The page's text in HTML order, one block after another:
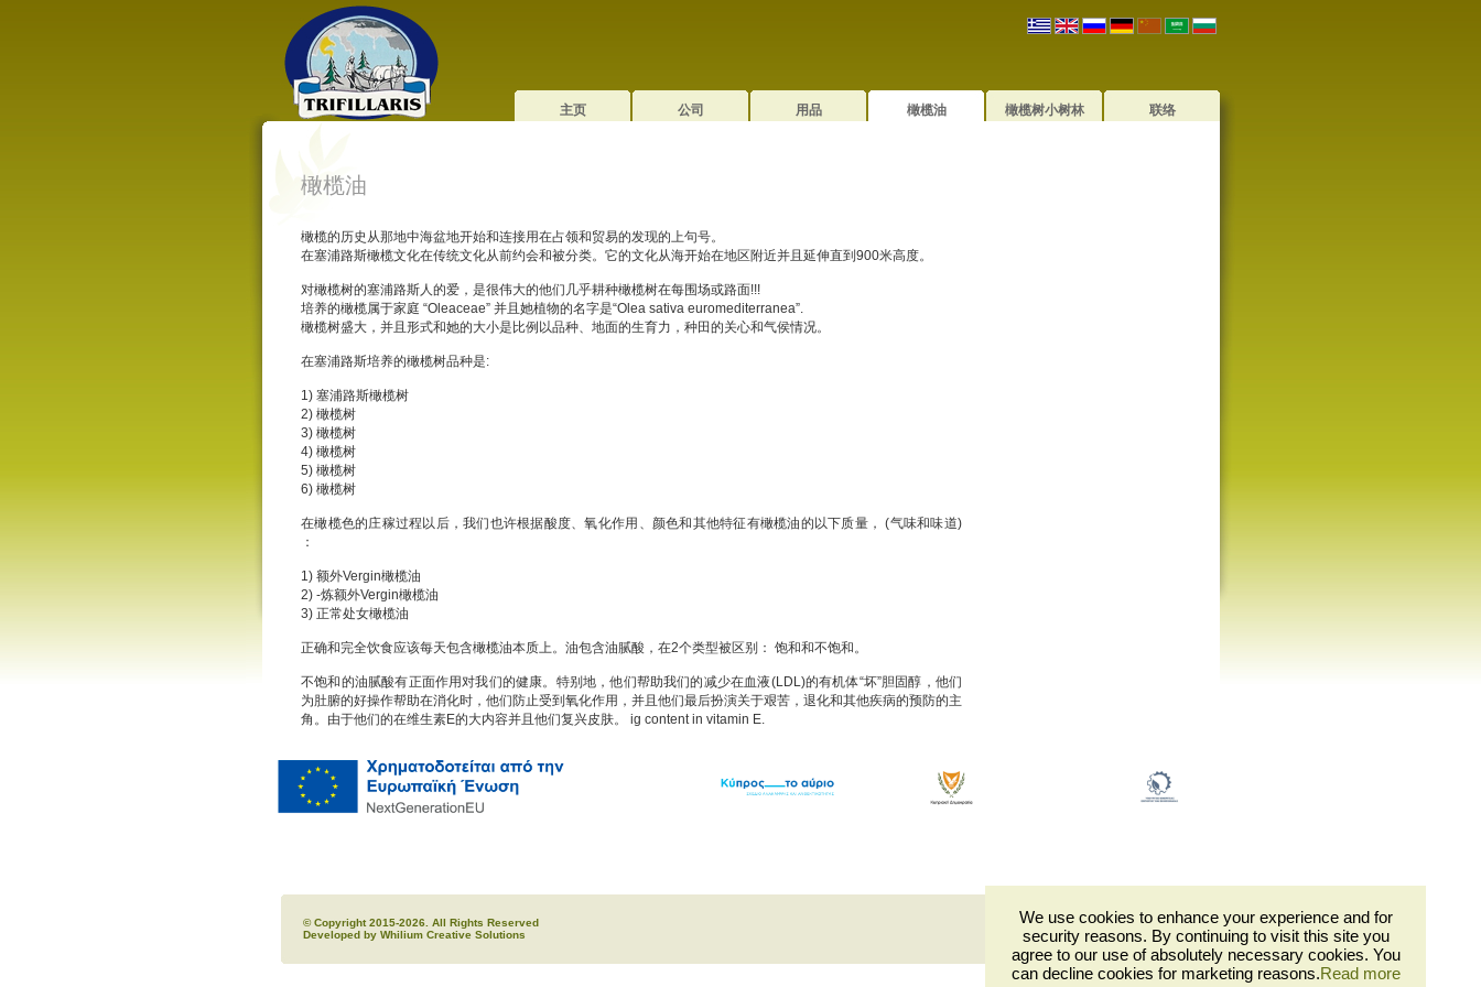
We use cookies to enhance your experience and for
security reasons. By continuing to visit this site you
agree to our use of absolutely necessary cookies. You
can decline cookies for marketing reasons.Read more
主页 公司 用品 橄榄油 橄榄树小树林 联络
橄榄油
橄榄的历史从那地中海盆地开始和连接用在占领和贸易的发现的上句号。
在塞浦路斯橄榄文化在传统文化从前约会和被分类。它的文化从海开始在地区附近并且延伸直到900米高度。
对橄榄树的塞浦路斯人的爱，是很伟大的他们几乎耕种橄榄树在每围场或路面!!!
培养的橄榄属于家庭 “Oleaceae” 并且她植物的名字是“Olea sativa euromediterranea”.
橄榄树盛大，并且形式和她的大小是比例以品种、地面的生育力，种田的关心和气侯情况。
在塞浦路斯培养的橄榄树品种是:
1) 塞浦路斯橄榄树
2) 橄榄树
3) 橄榄树
4) 橄榄树
5) 橄榄树
6) 橄榄树
在橄榄色的庄稼过程以后，我们也许根据酸度、氧化作用、颜色和其他特征有橄榄油的以下质量， (气味和味道)
：
1) 额外Vergin橄榄油
2) -炼额外Vergin橄榄油
3) 正常处女橄榄油
正确和完全饮食应该每天包含橄榄油本质上。油包含油腻酸，在2个类型被区别： 饱和和不饱和。
不饱和的油腻酸有正面作用对我们的健康。特别地，他们帮助我们的减少在血液(LDL)的有机体“坏”胆固醇，他们
为肚腑的好操作帮助在消化时，他们防止受到氧化作用，并且他们最后扮演关于艰苦，退化和其他疾病的预防的主
角。由于他们的在维生素E的大内容并且他们复兴皮肤。 ig content in vitamin E.
© Copyright 2015-2026. All Rights Reserved
Developed by Whilium Creative Solutions
Trifillaris 有限公司橄榄树小树林
Privacy Policy